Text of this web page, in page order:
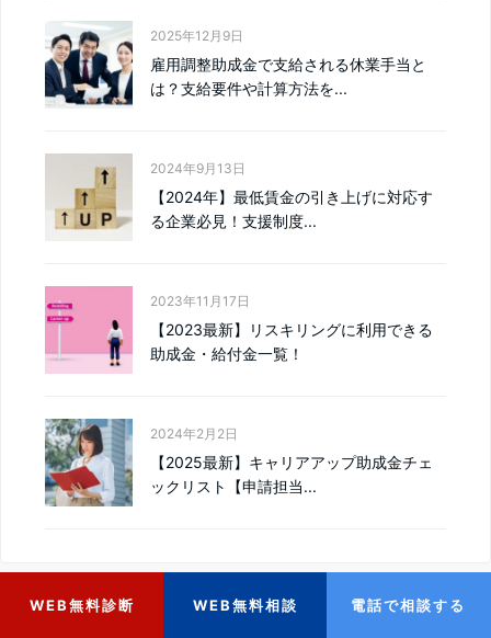
WEB無料診断 WEB無料相談 電話で相談する
2025年12月9日
雇用調整助成金で支給される休業手当と
は？支給要件や計算方法を...
2024年9月13日
【2024年】最低賃金の引き上げに対応す
る企業必見！支援制度...
2023年11月17日
【2023最新】リスキリングに利用できる
助成金・給付金一覧！
2024年2月2日
【2025最新】キャリアアップ助成金チェ
ックリスト【申請担当...